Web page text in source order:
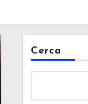
Cerca